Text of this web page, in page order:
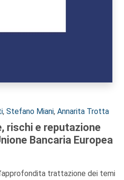
, Stefano Miani, Annarita Trotta
rischi e reputazione
Bancaria Europea
trattazione dei temi